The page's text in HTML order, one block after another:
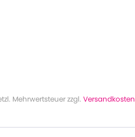
Mehrwertsteuer zzgl. Versandkosten